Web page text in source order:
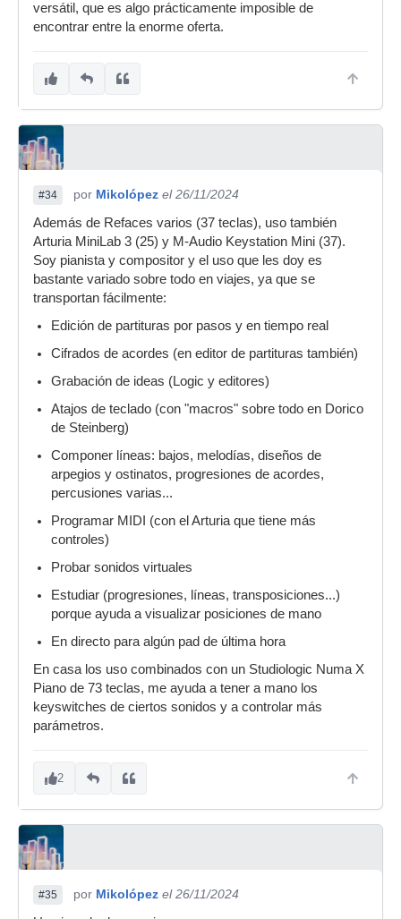
versátil, que es algo prácticamente imposible de
encontrar entre la enorme oferta.
#34 por Mikolópez el 26/11/2024
Además de Refaces varios (37 teclas), uso también
Arturia MiniLab 3 (25) y M-Audio Keystation Mini (37).
Soy pianista y compositor y el uso que les doy es
bastante variado sobre todo en viajes, ya que se
transportan fácilmente:
Edición de partituras por pasos y en tiempo real
Cifrados de acordes (en editor de partituras también)
Grabación de ideas (Logic y editores)
Atajos de teclado (con "macros" sobre todo en Dorico
de Steinberg)
Componer líneas: bajos, melodías, diseños de
arpegios y ostinatos, progresiones de acordes,
percusiones varias...
Programar MIDI (con el Arturia que tiene más
controles)
Probar sonidos virtuales
Estudiar (progresiones, líneas, transposiciones...)
porque ayuda a visualizar posiciones de mano
En directo para algún pad de última hora
En casa los uso combinados con un Studiologic Numa X
Piano de 73 teclas, me ayuda a tener a mano los
keyswitches de ciertos sonidos y a controlar más
parámetros.
2
#35 por Mikolópez el 26/11/2024